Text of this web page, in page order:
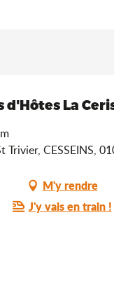
d'Hôtes La
Trivier, CESSEINS,
M'y rendre
J'y vais en train !